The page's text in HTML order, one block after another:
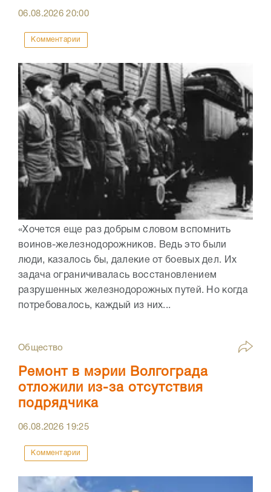
06.08.202620:00
Комментарии
«Хочется еще раз добрым словом вспомнить
воинов-железнодорожников. Ведь это были
люди, казалось бы, далекие от боевых дел. Их
задача ограничивалась восстановлением
разрушенных железнодорожных путей. Но когда
потребовалось, каждый из них...
Общество
Ремонт в мэрии Волгограда
отложили из-за отсутствия
подрядчика
06.08.2026 19:25
Комментарии